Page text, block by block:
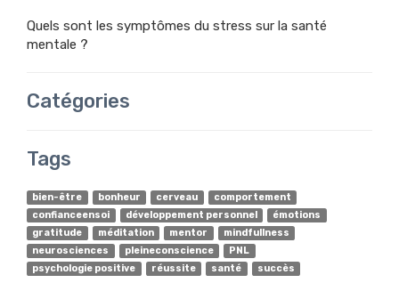
Quels sont les symptômes du stress sur la santé
mentale ?
Catégories
Tags
bien-être bonheur cerveau
comportement
confianceensoi
développement personnel
émotions
gratitude
méditation mentor
mindfullness
neurosciences
pleineconscience
PNL
psychologie positive
réussite santé succès